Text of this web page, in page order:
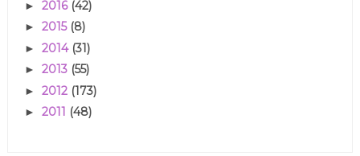
► 2016 (42)
► 2015 (8)
► 2014 (31)
► 2013 (55)
► 2012 (173)
► 2011 (48)